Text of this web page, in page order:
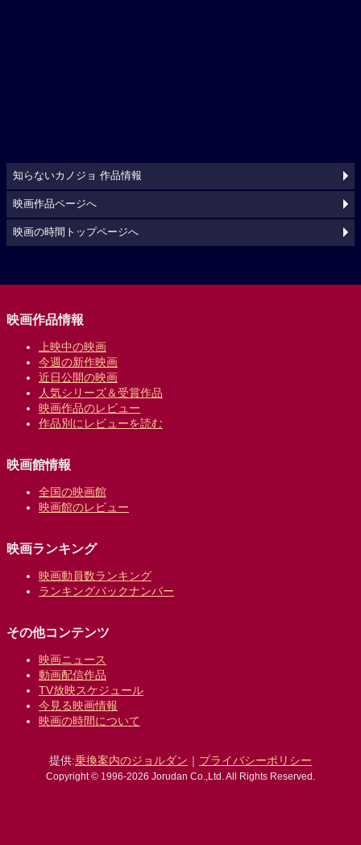
知らないカノジョ 作品情報
映画作品ページへ
映画の時間トップページへ
映画作品情報
上映中の映画
今週の新作映画
近日公開の映画
人気シリーズ＆受賞作品
映画作品のレビュー
作品別にレビューを読む
映画館情報
全国の映画館
映画館のレビュー
映画ランキング
映画動員数ランキング
ランキングバックナンバー
その他コンテンツ
映画ニュース
動画配信作品
TV放映スケジュール
今見る映画情報
映画の時間について
提供:乗換案内のジョルダン ｜ プライバシーポリシー
Copyright © 1996-2026 Jorudan Co.,Ltd. All Rights Reserved.